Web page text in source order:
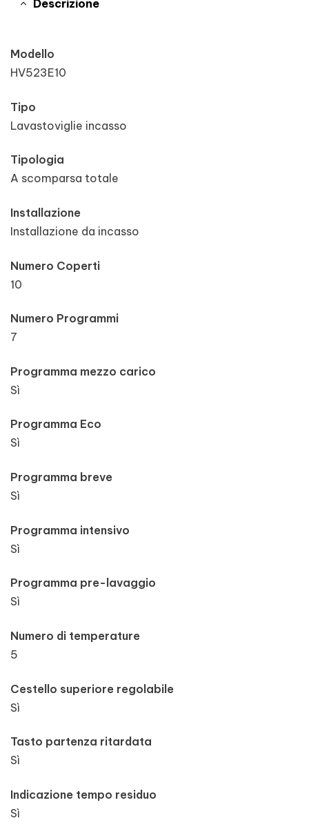
Descrizione
Modello
HV523E10
Tipo
Lavastoviglie incasso
Tipologia
A scomparsa totale
Installazione
Installazione da incasso
Numero Coperti
10
Numero Programmi
7
Programma mezzo carico
Sì
Programma Eco
Sì
Programma breve
Sì
Programma intensivo
Sì
Programma pre-lavaggio
Sì
Numero di temperature
5
Cestello superiore regolabile
Sì
Tasto partenza ritardata
Sì
Indicazione tempo residuo
Sì